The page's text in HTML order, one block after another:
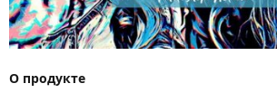
О продукте